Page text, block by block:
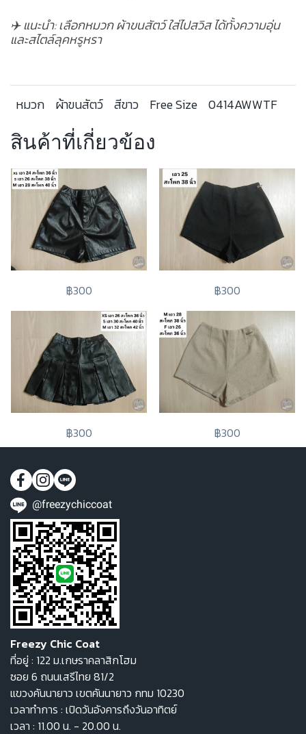
✈️ แนะนำ: เลือกหมวก ผ้าขนสัตว์ ใส่ไปสวิส ได้ทั้งความอุ่น
และสไตล์ลุคหรูหรา
หมวก ผ้าขนสัตว์ สีขาว Free Size 0414AWWTF
สินค้าที่เกี่ยวข้อง
฿300 ฿300
฿300 ฿300
@freezychiccoat
Freezy Chic Coat
ที่อยู่ : 122 ม.เกษราคลาสิกโฮม
ซอย 6 ถนนเสรีไทย 81/2
แขวงคันนายาว เขตคันนายาว กทม 10230
เวลาทำการ : เปิดวันอังคารถึงวันอาทิตย์
เวลา : 11.00 น. - 20.00 น.